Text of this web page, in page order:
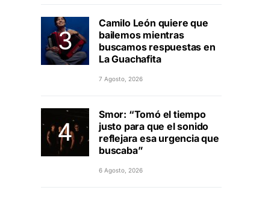
Camilo León quiere que
bailemos mientras
buscamos respuestas en
La Guachafita
7 Agosto, 2026
Smor: “Tomó el tiempo
justo para que el sonido
reflejara esa urgencia que
buscaba”
6 Agosto, 2026